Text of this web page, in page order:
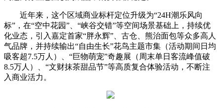
近年来，这个区域商业标杆定位升级为“24H潮乐风向
标”，在“空中花园”、“峡谷交错”等空间场景基础上，持续优
化业态，引入嘉定首家“胖永辉”、古仓、熊治面包等众多高人
气品牌，并持续输出“自由生长”花鸟主题市集（活动期间日均
吸客超7.5万人）、“巨物萌宠”奇趣展（周末单日客流峰值破
8.5万人）、“文财抹茶甜品节”等高质复合体验活动，不断注
入商业活力。